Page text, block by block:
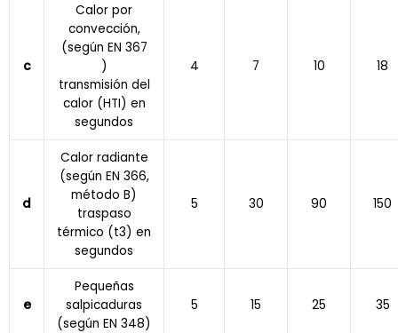
c
Calor por
convección,
(según EN 367
)
transmisión del
calor (HTI) en
segundos
4 7 10 18
d
Calor radiante
(según EN 366,
método B)
traspaso
térmico (t3) en
segundos
5 30 90 150
e
Pequeñas
salpicaduras
(según EN 348)
5 15 25 35